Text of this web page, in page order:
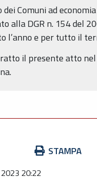
dei Comuni ad
alla DGR n. 154 del
l’anno e per tutto il
il presente atto
STAMPA
20:22